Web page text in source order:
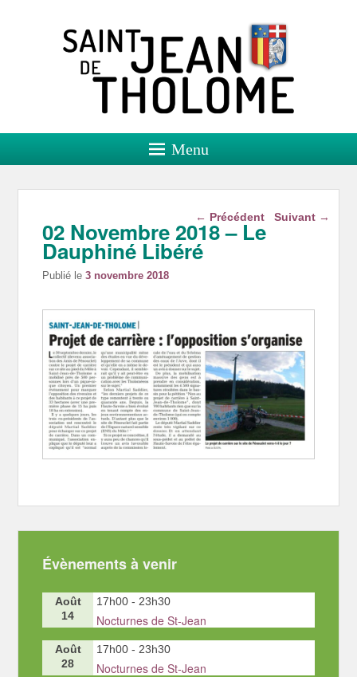
Saint Jean de Tholome
Site officiel
Menu
Navigation dans les
← Précédent Suivant →
02 Novembre 2018 – Le
Dauphiné Libéré
Publié le3 novembre 2018
Évènements à venir
Août
14
17h00 - 23h30
Nocturnes de St-Jean
Août
28
17h00 - 23h30
Nocturnes de St-Jean